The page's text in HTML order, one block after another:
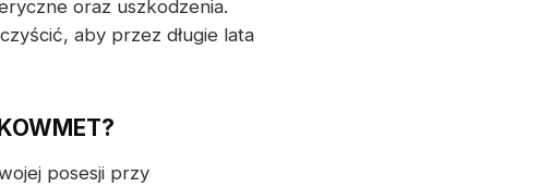
oraz uszkodzenia.
aby przez długie lata
posesji przy